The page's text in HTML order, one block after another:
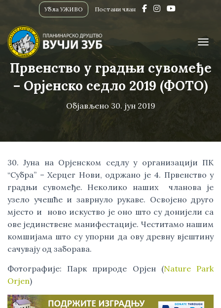
Убла УЖИВО Постани члан
Првенство у градњи сувомеђе
– Орјенско седло 2019 (ФОТО)
Објављено 30. јун 2019
30. Јуна на Орјенском седлу у организацији ПК
“Субра” – Херцег Нови, одржано је 4. Првенство у
градњи сувомеђе. Неколико наших  чланова је
узело учешће и заврнуло рукаве. Освојено друго
мјесто и  ново искуство је оно што су донијели са
ове јединствене манифестације. Честитамо нашим
комшијама што су упорни да ову древну вјештину
сачувају од заборава.
Фотографије: Парк природе Орјен (Nature Park
Orjen)